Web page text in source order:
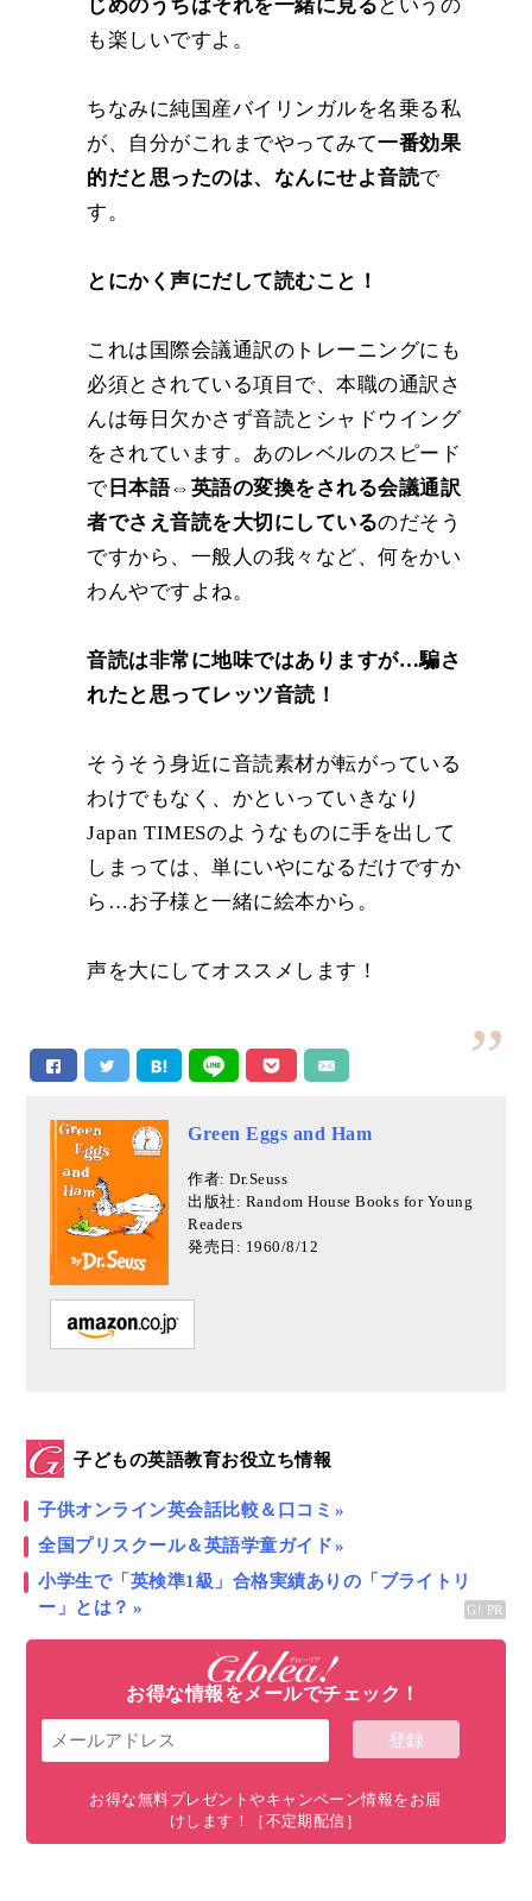
じめのうちはそれを一緒に見る というの
も楽しいですよ。
ちなみに純国産バイリンガルを名乗る私
が、自分がこれまでやってみて一番効果
的だと思ったのは、なんにせよ音読で
す。
とにかく声にだして読むこと！
これは国際会議通訳のトレーニングにも
必須とされている項目で、本職の通訳さ
んは毎日欠かさず音読とシャドウイング
をされています。あのレベルのスピード
で日本語⇔英語の変換をされる会議通訳
者でさえ音読を大切にしているのだそう
ですから、一般人の我々など、何をかい
わんやですよね。
音読は非常に地味ではありますが…騙さ
れたと思ってレッツ音読！
そうそう身近に音読素材が転がっている
わけでもなく、かといっていきなり
Japan TIMESのようなものに手を出して
しまっては、単にいやになるだけですか
ら…お子様と一緒に絵本から。
声を大にしてオススメします！
Green Eggs and Ham
作者: Dr.Seuss
出版社: Random House Books for Young
Readers
発売日: 1960/8/12
子どもの英語教育お役立ち情報
子供オンライン英会話比較＆口コミ
全国プリスクール＆英語学童ガイド
小学生で「英検準1級」合格実績ありの「ブライトリ
ー」とは？
お得な情報をメールでチェック！
お得な無料プレゼントやキャンペーン情報をお届
けします！［不定期配信］